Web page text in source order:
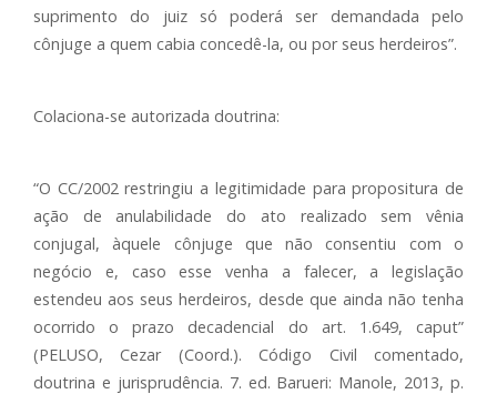
suprimento do juiz só poderá ser demandada pelo
cônjuge a quem cabia concedê-la, ou por seus herdeiros”.
Colaciona-se autorizada doutrina:
“O CC/2002 restringiu a legitimidade para propositura de
ação de anulabilidade do ato realizado sem vênia
conjugal, àquele cônjuge que não consentiu com o
negócio e, caso esse venha a falecer, a legislação
estendeu aos seus herdeiros, desde que ainda não tenha
ocorrido o prazo decadencial do art. 1.649, caput”
(PELUSO, Cezar (Coord.). Código Civil comentado,
doutrina e jurisprudência. 7. ed. Barueri: Manole, 2013, p.